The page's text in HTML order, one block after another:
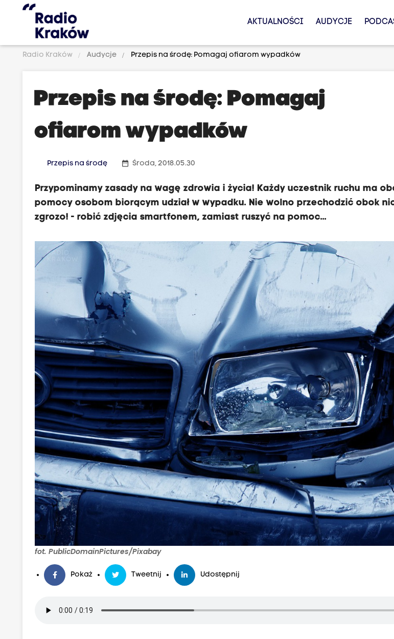
AKTUALNOŚCI AUDYCJE
Radio Kraków Audycje Przepis na środę: Pomagaj ofiarom wypadków
Przepis na środę: Pomagaj
ofiarom wypadków
Przepis na środę date_range Środa, 2018.05.30
Przypominamy zasady na wagę zdrowia i życia! Każdy uczestnik ruchu ma
pomocy osobom biorącym udział w wypadku. Nie wolno przechodzić obok
zgrozo! - robić zdjęcia smartfonem, zamiast ruszyć na pomoc...
fot. PublicDomainPictures/Pixabay
Pokaż Tweetnij Udostępnij